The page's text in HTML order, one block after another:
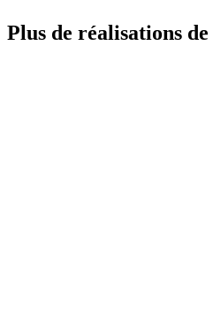
Plus de réalisations de